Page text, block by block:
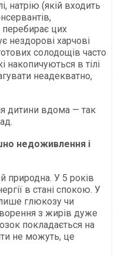
натрію (якій входить
перебирає цих
нездорові харчові
солодощів часто
накопичуються в тілі
неадекватно,
дитини вдома — так
недоживлення і
природна. У 5 років
в стані спокою. У
глюкозу чи
з жирів дуже
покладається на
не можуть, це